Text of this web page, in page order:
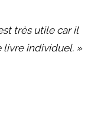
très utile car il
livre individuel. »